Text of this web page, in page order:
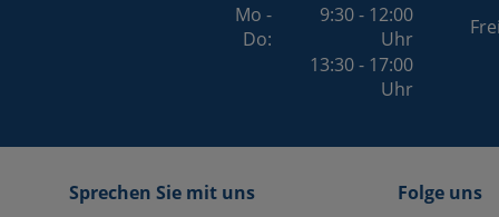
Mo -
Do:
9:30 - 12:00
Uhr
13:30 - 17:00
Uhr
Sprechen Sie mit uns
Folge uns